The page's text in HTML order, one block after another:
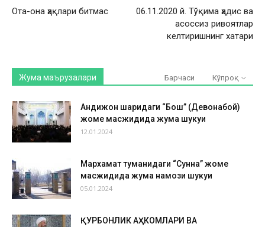
Ота-она ҳақлари битмас
06.11.2020 й. Тўқима ҳадис ва
асоссиз ривоятлар
келтиришнинг хатари
Жума маърузалари Барчаси Кўпроқ
Андижон шаҳридаги “Бош” (Девонабой)
жоме масжидида жума шукуҳи
12.01.2024
Мархамат туманидаги “Сунна” жоме
масжидида жума намози шукуҳи
05.01.2024
ҚУРБОНЛИК АҲКОМЛАРИ ВА